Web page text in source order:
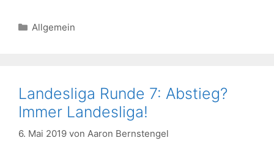
Kategorien
Allgemein
Landesliga Runde 7: Abstieg?
Immer Landesliga!
6. Mai 2019 von Aaron Bernstengel